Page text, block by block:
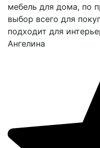
мебель для дома, по
выбор всего для
подходит для
Ангелина